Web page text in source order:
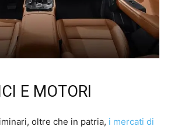
E MOTORI
oltre che in patria, i mercati di